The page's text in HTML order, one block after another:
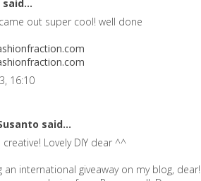
said...
out super cool! well done
16:10
said...
Lovely DIY dear ^^
an international giveaway on my blog, dear!